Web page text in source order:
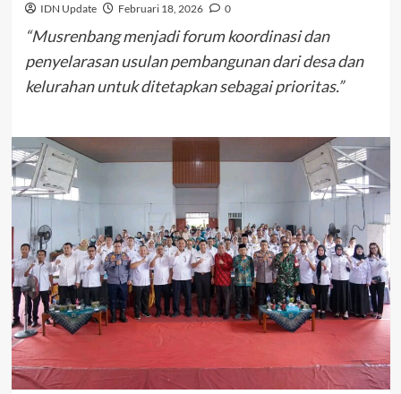
IDN Update Februari 18, 2026 0
“Musrenbang menjadi forum koordinasi dan
penyelarasan usulan pembangunan dari desa dan
kelurahan untuk ditetapkan sebagai prioritas.”